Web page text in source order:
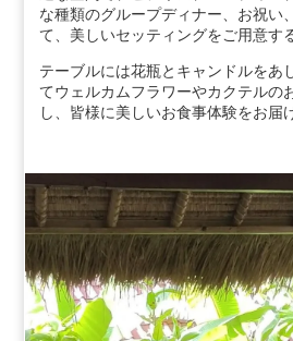
な種類のグループディナー、お祝い
て、美しいセッティングをご用意す
テーブルには花瓶とキャンドルをあ
てウェルカムフラワーやカクテルの
し、皆様に美しいお食事体験をお届